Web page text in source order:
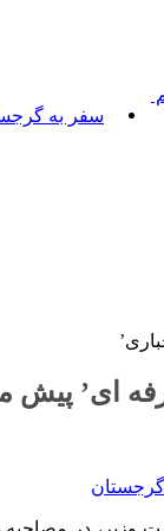
سفر به
ای’ پیش